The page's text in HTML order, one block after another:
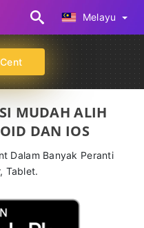
Melayu
MUDAH ALIH
DAN IOS
Dalam Banyak Peranti
Tablet.